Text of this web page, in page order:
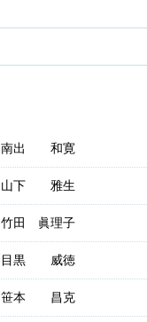
南出 和寛
山下 雅生
竹田 眞理子
目黒 威徳
笹本 昌克